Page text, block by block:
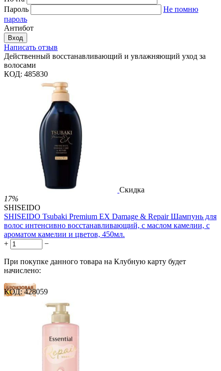
Пароль
Не помню
пароль
Антибот
Вход
Написать отзыв
Действенный восстанавливающий и увлажняющий уход за
волосами
КОД: 485830
Скидка
17%
SHISEIDO
SHISEIDO Tsubaki Premium EX Damage & Repair Шампунь для
волос интенсивно восстанавливающий, с маслом камелии, с
ароматом камелии и цветов, 450мл.
+
−
При покупке данного товара на Клубную карту будет
начислено:
12 баллов
19 баллов
1 578.00 Р
за 1.00 мл
КОД: 428059